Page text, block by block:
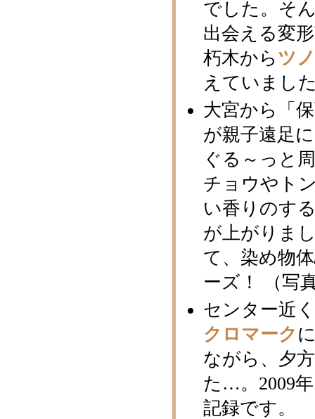
でした。そ
出会える変
朽木から ツ
えていまし
大宮から「
が親子遠足
ぐる～っと
チョウやト
い香りのす
が上がりま
て、染め物
ーズ！ （写
センター近
クロマーク
ながら、夕
た…。2009
記録です。